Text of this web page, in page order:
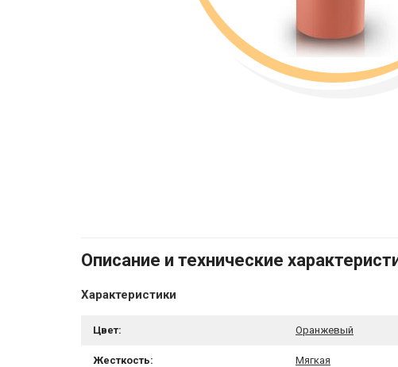
Описание и технические
Характеристики
Цвет: Оранжевый
Жесткость: Мягкая